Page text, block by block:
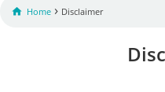
 Home › Disclaimer